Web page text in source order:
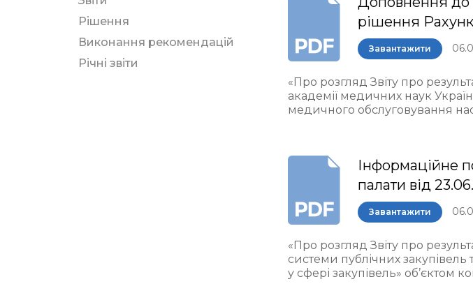
Рішення
Виконання рекомендацій
Річні звіти
рішення
Завантажити
«Про розгляд Звіту про
академії медичних наук
медичного обслуговування
Інформаційне
палати від
Завантажити
«Про розгляд Звіту про
системи публічних
у сфері закупівель» об’єктом